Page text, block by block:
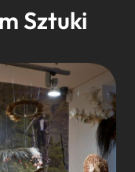
Sztuki